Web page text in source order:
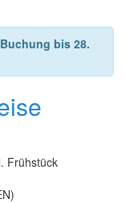
bis 28.
Frühstück